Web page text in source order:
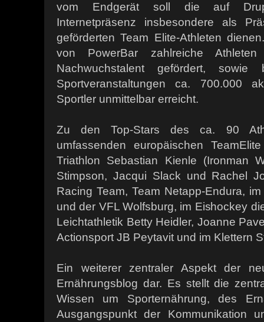
vom Endgerät soll die auf
Internetpräsenz insbesondere als
geförderten Team Elite-Athleten
von PowerBar zahlreiche
Nachwuchstalent gefördert,
Sportveranstaltungen ca. 700.000
Sportler unmittelbar erreicht.
Zu den Top-Stars des ca. 90
umfassenden europäischen
Triathlon Sebastian Kienle (Ironman
Stimpson, Jacqui Slack und Rachel
Racing Team, Team Netapp-Endura,
und der VFL Wolfsburg, im Eishockey
Leichtathletik Betty Heidler, Joanne
Actionsport JB Peytavit und im Klettern
Ein weiterer zentraler Aspekt der
Ernährungsblog dar. Es stellt die
Wissen um Sporternährung, des
Ausgangspunkt der Kommunikation